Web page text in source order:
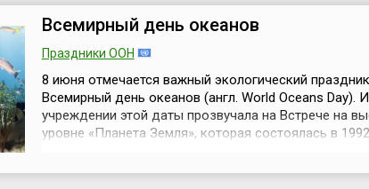
Всемирный день океанов
Праздники ООН
8 июня отмечается важный экологический
Всемирный день океанов (англ. World Oceans Day).
учреждении этой даты прозвучала на Встрече на
уровне «Планета Земля», которая состоялась в